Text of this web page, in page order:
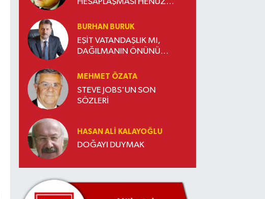
BURHAN BURUK
EŞİT VATANDAŞLIK MI,
DAĞILMANIN ÖNÜNÜ
MEHMET ÖZATA
STEVE JOBS'UN SON
SÖZLERİ
HASAN ALI KALAYOĞLU
DOĞAYI DUYMAK